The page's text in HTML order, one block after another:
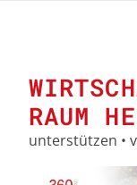
RAUM
unterstützen •